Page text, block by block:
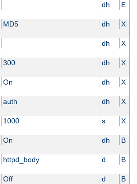
dh E
MD5 dh X
dh X
300 dh X
On dh X
auth dh X
1000 s X
On dh B
httpd_body d B
Off d B